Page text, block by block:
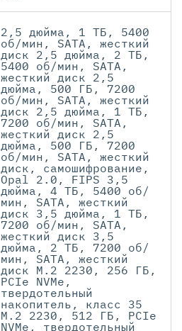
2,5 дюйма, 1 ТБ, 5400
об/мин, SATA, жесткий
диск 2,5 дюйма, 2 ТБ,
5400 об/мин, SATA,
жесткий диск 2,5
дюйма, 500 ГБ, 7200
об/мин, SATA, жесткий
диск 2,5 дюйма, 1 ТБ,
7200 об/мин, SATA,
жесткий диск 2,5
дюйма, 500 ГБ, 7200
об/мин, SATA, жесткий
диск, самошифрование,
Opal 2.0, FIPS 3,5
дюйма, 4 ТБ, 5400 об/
мин, SATA, жесткий
диск 3,5 дюйма, 1 ТБ,
7200 об/мин, SATA,
жесткий диск 3,5
дюйма, 2 ТБ, 7200 об/
мин, SATA, жесткий
диск M.2 2230, 256 ГБ,
PCIe NVMe,
твердотельный
накопитель, класс 35
M.2 2230, 512 ГБ, PCIe
NVMe, твердотельный